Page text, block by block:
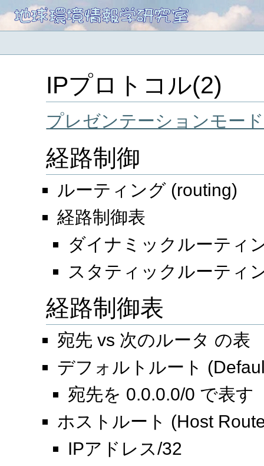
IPプロトコル(2)
プレゼンテーションモー
経路制御
ルーティング (routing)
経路制御表
ダイナミックルーティ
スタティックルーティ
経路制御表
宛先 vs 次のルータ の表
デフォルトルート
宛先を 0.0.0.0/0 で表す
ホストルート (Host
IPアドレス/32